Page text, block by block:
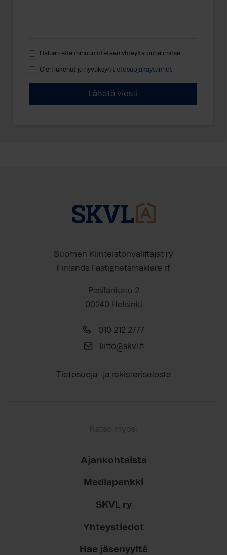
Haluan että minuun otetaan yhteyttä puhelimitse
Olen lukenut ja hyväksyn tietosuojakäytännöt
Suomen Kiinteistönvälittäjät ry
Finlands Fastighetsmäklare rf
Pasilankatu 2
00240 Helsinki
010 212 2777
liitto@skvl.fi
Tietosuoja- ja rekisteriseloste
Katso myös:
Ajankohtaista
Mediapankki
SKVL ry
Yhteystiedot
Hae jäsenyyttä